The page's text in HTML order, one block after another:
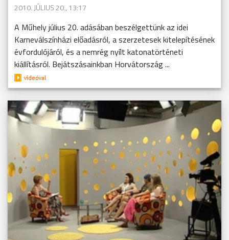
2010. JÚLIUS 20., 13:17
A Műhely július 20. adásában beszélgettünk az idei
Karneválszínházi előadásról, a szerzetesek kitelepítésének
évfordulójáról, és a nemrég nyílt katonatörténeti
kiállításról. Bejátszásainkban Horvátország ...